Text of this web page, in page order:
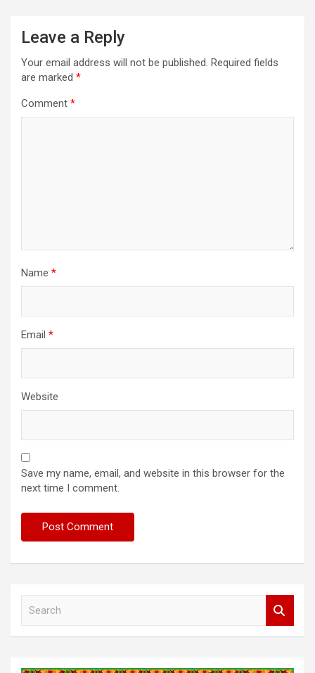
Leave a Reply
Your email address will not be published. Required fields
are marked *
Comment *
Name *
Email *
Website
Save my name, email, and website in this browser for the
next time I comment.